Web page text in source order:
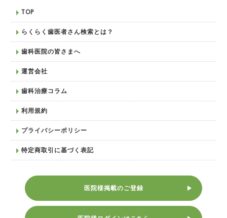
TOP
らくらく歯医者さん検索とは？
歯科医院の皆さまへ
運営会社
歯科治療コラム
利用規約
プライバシーポリシー
特定商取引に基づく表記
医院様掲載のご登録